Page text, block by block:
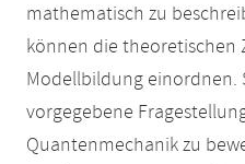
mathematisch zu
können die theoretischen
Modellbildung einordnen.
vorgegebene
Quantenmechanik zu